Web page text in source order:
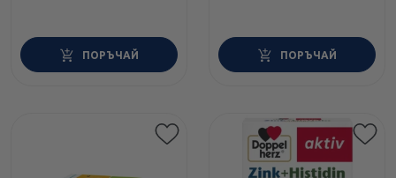
ПОРЪЧАЙ ПОРЪЧАЙ